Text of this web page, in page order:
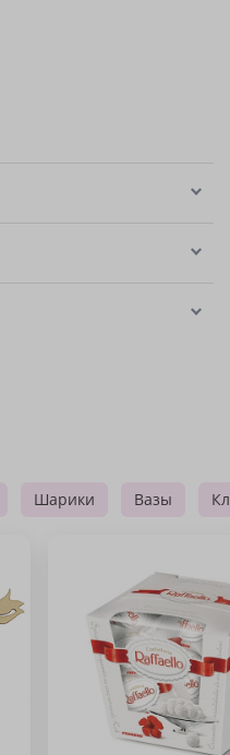
Шарики Вазы